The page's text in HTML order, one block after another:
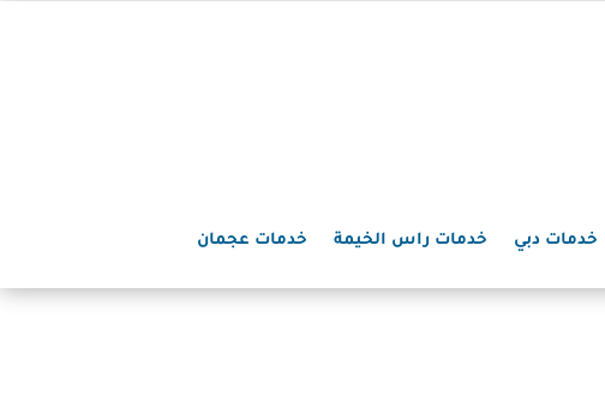
خدمات دبي خدمات راس الخيمة خدمات عجمان